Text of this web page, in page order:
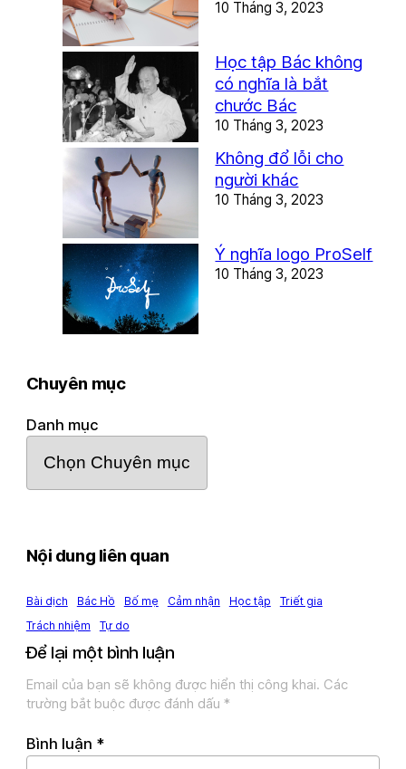
10 Tháng 3, 2023
Học tập Bác không
có nghĩa là bắt
chước Bác
10 Tháng 3, 2023
Không đổ lỗi cho
người khác
10 Tháng 3, 2023
Ý nghĩa logo ProSelf
10 Tháng 3, 2023
Chuyên mục
Danh mục
Nội dung liên quan
Bài dịch Bác Hồ Bố mẹ Cảm nhận Học tập
Triết gia
Trách nhiệm
Tự do
Để lại một bình luận
Email của bạn sẽ không được hiển thị công khai. Các
trường bắt buộc được đánh dấu *
Bình luận *